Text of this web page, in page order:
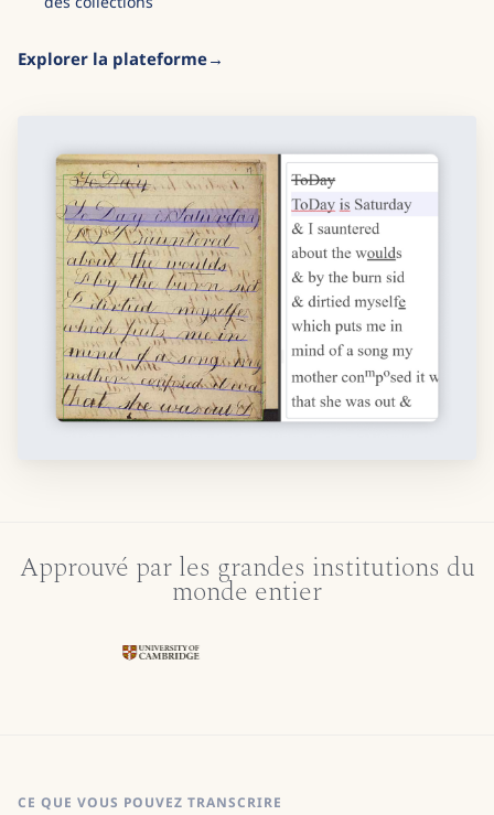
Explorer la plateforme
Approuvé par les grandes institutions du
monde entier
CE QUE VOUS POUVEZ TRANSCRIRE